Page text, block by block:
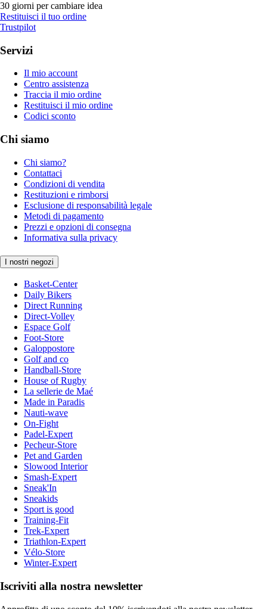
30 giorni per cambiare idea
Restituisci il tuo ordine
Trustpilot
Servizi
Il mio account
Centro assistenza
Traccia il mio ordine
Restituisci il mio ordine
Codici sconto
Chi siamo
Chi siamo?
Contattaci
Condizioni di vendita
Restituzioni e rimborsi
Esclusione di responsabilità legale
Metodi di pagamento
Prezzi e opzioni di consegna
Informativa sulla privacy
I nostri negozi
Basket-Center
Daily Bikers
Direct Running
Direct-Volley
Espace Golf
Foot-Store
Galoppostore
Golf and co
Handball-Store
House of Rugby
La sellerie de Maé
Made in Paradis
Nauti-wave
On-Fight
Padel-Expert
Pecheur-Store
Pet and Garden
Slowood Interior
Smash-Expert
Sneak'In
Sneakids
Sport is good
Training-Fit
Trek-Expert
Triathlon-Expert
Vélo-Store
Winter-Expert
Iscriviti alla nostra newsletter